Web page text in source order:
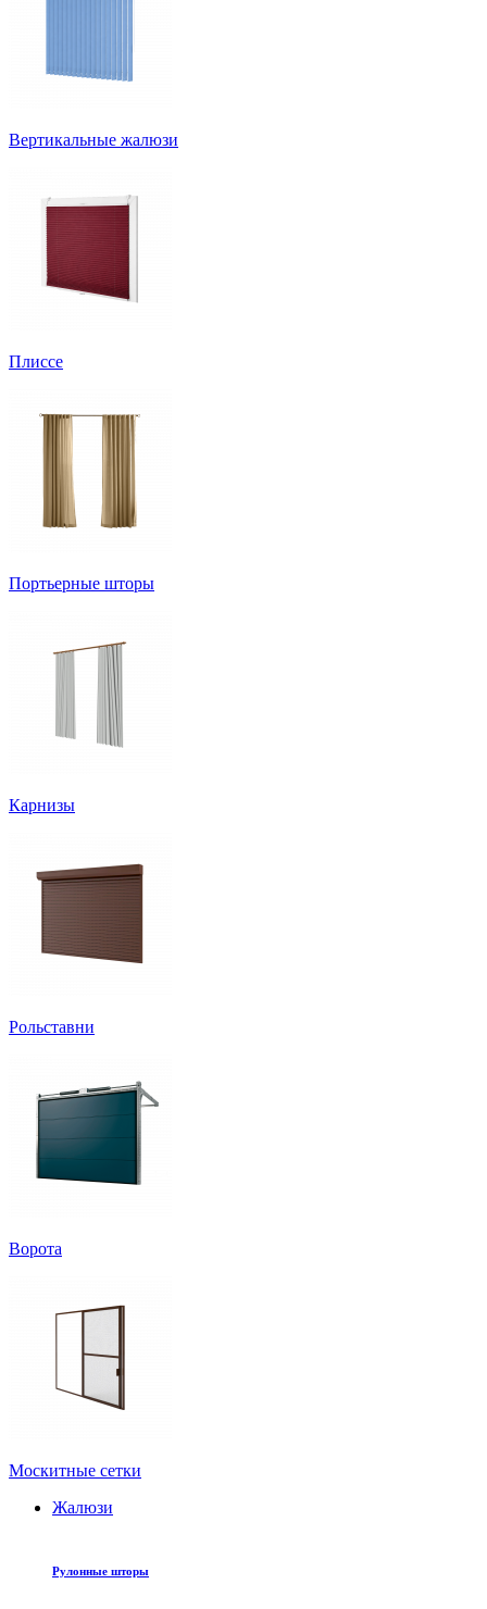
Вертикальные жалюзи
Плиссе
Портьерные шторы
Карнизы
Рольставни
Ворота
Москитные сетки
Жалюзи
Рулонные шторы